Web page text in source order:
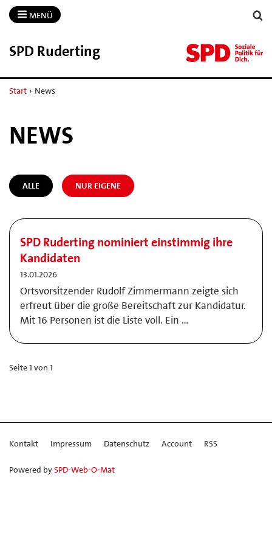
MENÜ
SPD Ruderting
Start › News
NEWS
ALLE NUR EIGENE
SPD Ruderting nominiert einstimmig ihre
Kandidaten
13.01.2026
Ortsvorsitzender Rudolf Zimmermann zeigte sich
erfreut über die große Bereitschaft zur Kandidatur.
Mit 16 Personen ist die Liste voll. Ein …
Seite 1 von 1
Kontakt Impressum Datenschutz Account RSS
Powered bySPD-Web-O-Mat